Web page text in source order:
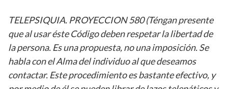
TELEPSIQUIA. PROYECCION 580 (Téngan presente
que al usar éste Código deben respetar la libertad de
la persona. Es una propuesta, no una imposición. Se
habla con el Alma del individuo al que deseamos
contactar. Este procedimiento es bastante efectivo, y